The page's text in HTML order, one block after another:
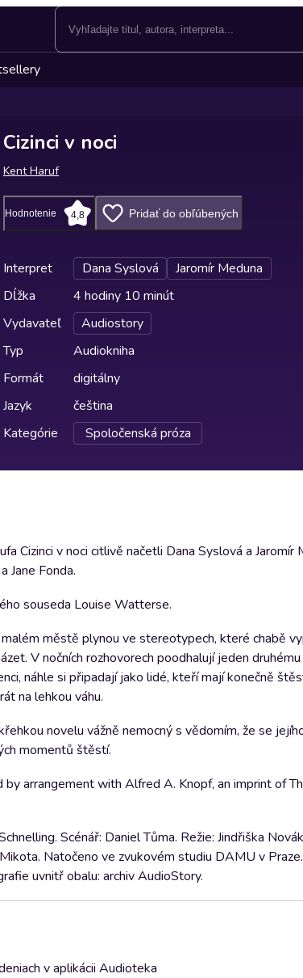
Cizinci v noci
Kent Haruf
Hodnotenie 4,8 Pridať do obľúbených
Interpret Dana Syslová
Jaromír Meduna
Dĺžka
4 hodiny 10 minút
Vydavateľ
Audiostory
Typ
Audiokniha
Formát
digitálny
Jazyk
čeština
Kategórie
Spoločenská próza
Cizinci v noci citlivě načetli Dana Syslová a
Jane Fonda.
souseda Louise Watterse.
městě plynou ve stereotypech, které chabě
V nočních rozhovorech poodhalují jeden
náhle si připadají jako lidé, kteří mají konečně
na lehkou váhu.
novelu vážně nemocný s vědomím, že se
momentů štěstí.
arrangement with Alfred A. Knopf, an imprint of
Scénář: Daniel Tůma. Režie: Jindřiška
Natočeno ve zvukovém studiu DAMU v
uvnitř obalu: archiv AudioStory.
v aplikácii Audioteka